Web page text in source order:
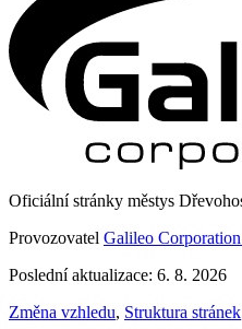
Oficiální stránky městys
Provozovatel Galileo Corporation
Poslední aktualizace: 6. 8. 2026
Změna vzhledu, Struktura stránek